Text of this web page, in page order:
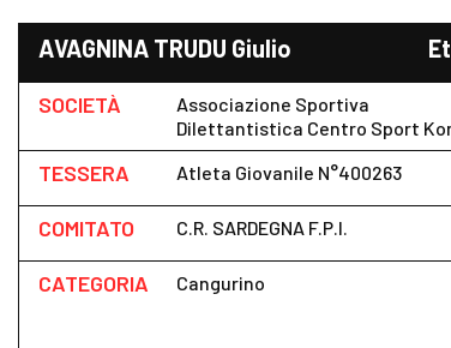
AVAGNINA TRUDU Giulio
SOCIETÀ
Associazione Sportiva
Dilettantistica Centro Sport
TESSERA Atleta Giovanile N°400263
COMITATO C.R. SARDEGNA F.P.I.
CATEGORIA Cangurino